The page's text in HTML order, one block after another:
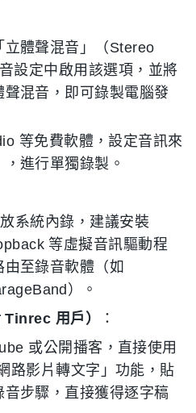
立體聲混音」（Stereo
設定中啟用該選項，並將
混音，即可錄製電腦發
等免費軟體，設定音訊來
進行單獨錄製。
系統內錄，建議安裝
等虛擬音訊驅動程
至錄音軟體（如
）。
用戶）
：
或公開播客，直接使用
路影片轉文字」功能，貼
音步驟，直接獲得逐字稿